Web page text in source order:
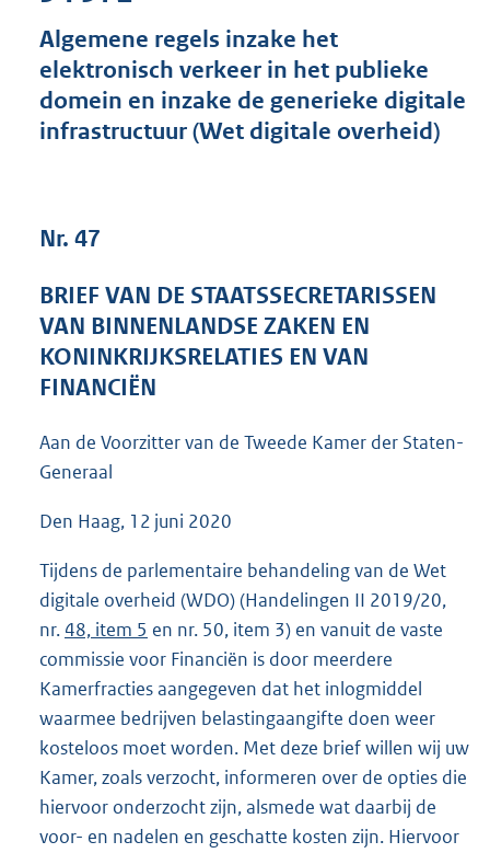
s
g
r
o
o
K
b
Algemene regels inzake het
elektronisch verkeer in het publieke
domein en inzake de generieke digitale
infrastructuur (Wet digitale overheid)
Nr. 47
BRIEF VAN DE STAATSSECRETARISSEN
VAN BINNENLANDSE ZAKEN EN
KONINKRIJKSRELATIES EN VAN
FINANCIËN
Aan de Voorzitter van de Tweede Kamer der Staten-
Generaal
Den Haag, 12 juni 2020
Tijdens de parlementaire behandeling van de Wet
digitale overheid (WDO) (Handelingen II 2019/20,
nr. 48, item 5 en nr. 50, item 3) en vanuit de vaste
commissie voor Financiën is door meerdere
Kamerfracties aangegeven dat het inlogmiddel
waarmee bedrijven belastingaangifte doen weer
kosteloos moet worden. Met deze brief willen wij uw
Kamer, zoals verzocht, informeren over de opties die
hiervoor onderzocht zijn, alsmede wat daarbij de
voor- en nadelen en geschatte kosten zijn. Hiervoor